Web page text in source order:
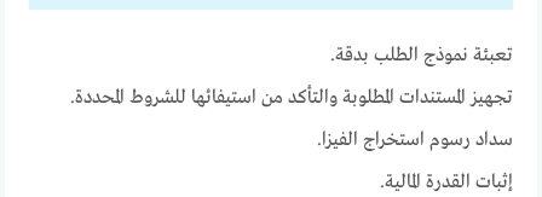
تعبئة نموذج الطلب بدقة.
تجهيز المستندات المطلوبة والتأكد من استيفائها للشروط المحددة.
سداد رسوم استخراج الفيزا.
إثبات القدرة المالية.